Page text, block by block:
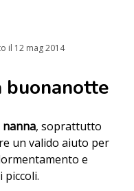
il 12 mag 2014
buonanotte
, soprattutto
un valido aiuto per
e